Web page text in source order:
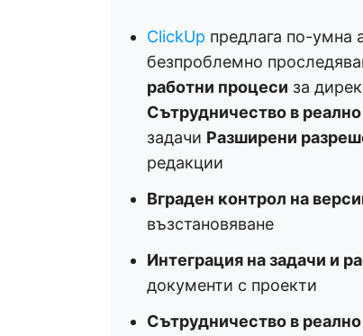
ClickUp предлага по-умна
безпроблемно
работни процеси за
Сътрудничество в
задачи Разширени
редакции
Вграден контрол на
възстановяване
Интеграция на задачи и
документи с проекти
Сътрудничество в